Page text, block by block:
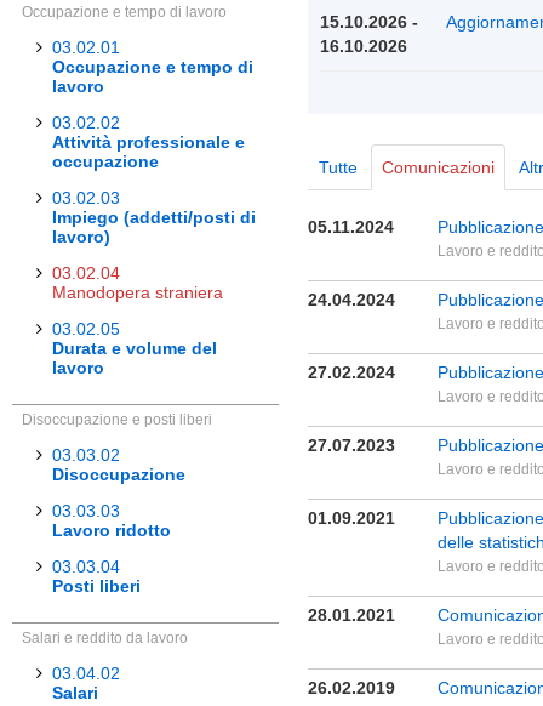
Occupazione e tempo di lavoro
03.02.01
Occupazione e tempo di
lavoro
03.02.02
Attività professionale e
occupazione
03.02.03
Impiego (addetti/posti di
lavoro)
03.02.04
Manodopera straniera
03.02.05
Durata e volume del
lavoro
Disoccupazione e posti liberi
03.03.02
Disoccupazione
03.03.03
Lavoro ridotto
03.03.04
Posti liberi
Salari e reddito da lavoro
03.04.02
Salari
15.10.2026 -
16.10.2026
Tutte Comunicazioni
05.11.2024
Lavoro e
24.04.2024
Lavoro e
27.02.2024
Lavoro e
27.07.2023
Lavoro e
01.09.2021
delle
Lavoro e
28.01.2021
Lavoro e
26.02.2019